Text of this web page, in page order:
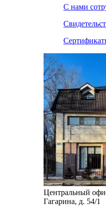
С нами
Центральный
Гагарина, д. 54/1